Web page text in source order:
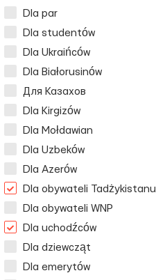
Dla par
Dla studentów
Dla Ukraińców
Dla Białorusinów
Для Казахов
Dla Kirgizów
Dla Mołdawian
Dla Uzbeków
Dla Azerów
Dla obywateli Tadżykistanu
Dla obywateli WNP
Dla uchodźców
Dla dziewcząt
Dla emerytów